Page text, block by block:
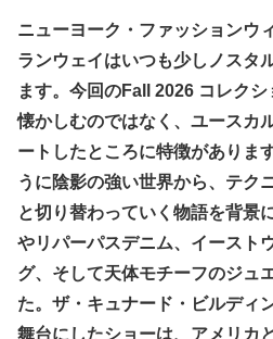
ニューヨーク・ファッションウ
ランウェイはいつも少しノスタ
ます。今回のFall 2026 コレク
懐かしむのではなく、ユースカ
ートしたところに特徴がありま
うに陰影の強い世界から、テク
と切り替わっていく物語を背景
やリパーパスデニム、イースト
グ、そして天体モチーフのジュ
た。ザ・キュナード・ビルディ
舞台にしたショーは、アメリカ